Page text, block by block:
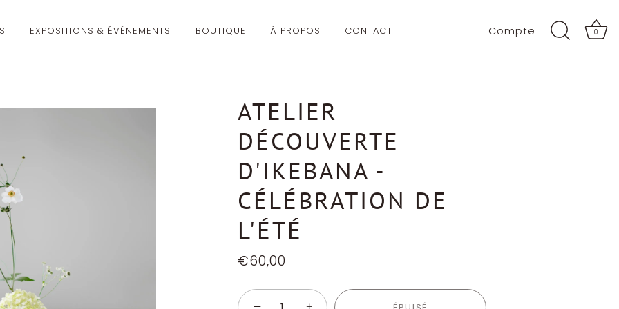
EXPOSITIONS & ÉVÉNEMENTS BOUTIQUE À PROPOS CONTACT Compte 0
ATELIER
DÉCOUVERTE
D'IKEBANA -
CÉLÉBRATION DE
L'ÉTÉ
€60,00